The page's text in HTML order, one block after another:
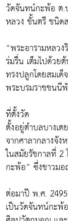
วัดจันทน์กะพ้อ ต.
หลวง ชั้นตรี ชนิด
“พระอารามหลว
ร่มรื่น เต็มไปด้ว
ทรงปลูกโดยสมเ
พระบรมราชชนนี
ที่ตั้งวัด
ตั้งอยู่ตำบลบางเ
จากศาลากลางจั
ในสมัยรัชกาลที่ 2
กะพ้อ” ซึ่งชาวม
ต่อมาปี พ.ศ.
เป็นวัดจันทน์กะพ้